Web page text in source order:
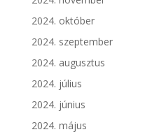
2024. október
2024. szeptember
2024. augusztus
2024. július
2024. június
2024. május